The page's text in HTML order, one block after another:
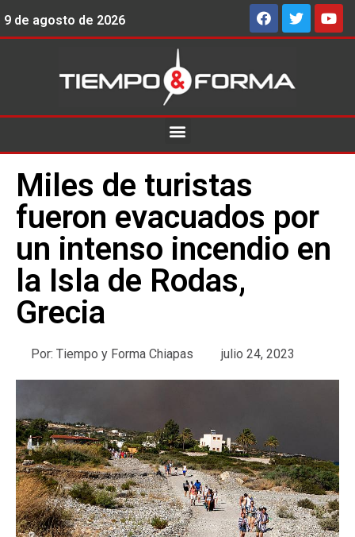
9 de agosto de 2026
Miles de turistas
fueron evacuados por
un intenso incendio en
la Isla de Rodas,
Grecia
Por: Tiempo y Forma Chiapas julio 24, 2023